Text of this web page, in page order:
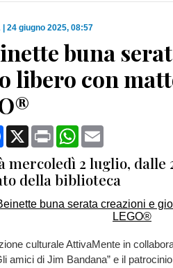
24 giugno 2025, 08:57
buna
libero con
Facebook
X Print WhatsApp
mercoledì 2 luglio, dalle
della biblioteca
culturale AttivaMente in
amici di Jim Bandana” e il